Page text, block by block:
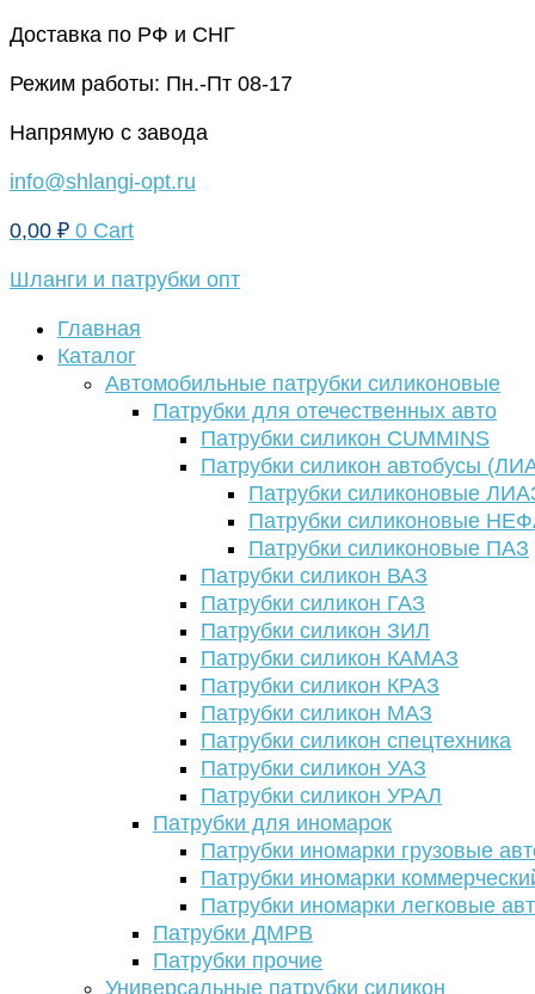
Перейти
содержимому
Доставка по РФ и СНГ
Режим работы: Пн.-Пт 08-17
Напрямую с завода
info@shlangi-opt.ru
0,00 ₽ 0 Cart
Шланги и патрубки опт
Главная
Каталог
Автомобильные патрубки силиконовые
Патрубки для отечественных авто
Патрубки силикон CUMMINS
Патрубки силикон автобусы
Патрубки силиконовые
Патрубки силиконовые
Патрубки силиконовые ПАЗ
Патрубки силикон ВАЗ
Патрубки силикон ГАЗ
Патрубки силикон ЗИЛ
Патрубки силикон КАМАЗ
Патрубки силикон КРАЗ
Патрубки силикон МАЗ
Патрубки силикон спецтехника
Патрубки силикон УАЗ
Патрубки силикон УРАЛ
Патрубки для иномарок
Патрубки иномарки грузовые
Патрубки иномарки
Патрубки иномарки легковые
Патрубки ДМРВ
Патрубки прочие
Универсальные патрубки силикон